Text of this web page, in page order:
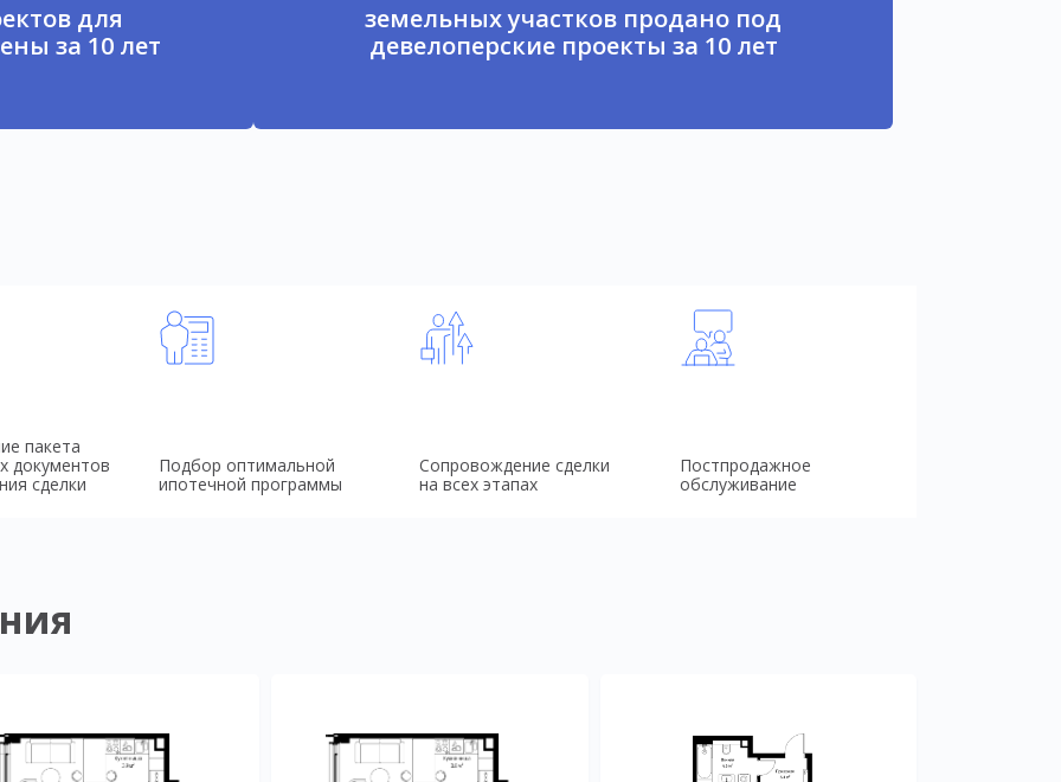
для
за 10 лет
земельных участков продано под
девелоперские проекты за 10 лет
пакета
документов
сделки
Подбор оптимальной
ипотечной программы
Сопровождение сделки
на всех этапах
Постпродажное
обслуживание